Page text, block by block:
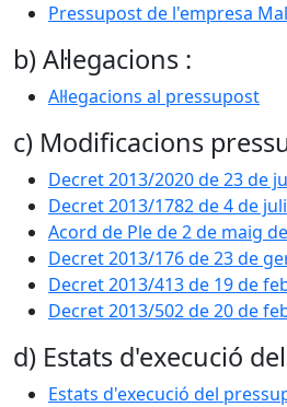
Pressupost de l'empresa
b) Al·legacions :
Al·legacions al pressupost
c) Modificacions
Decret 2013/2020 de 23 de
Decret 2013/1782 de 4 de
Acord de Ple de 2 de maig
Decret 2013/176 de 23 de
Decret 2013/413 de 19 de
Decret 2013/502 de 20 de
d) Estats d'execució
Estats d'execució del